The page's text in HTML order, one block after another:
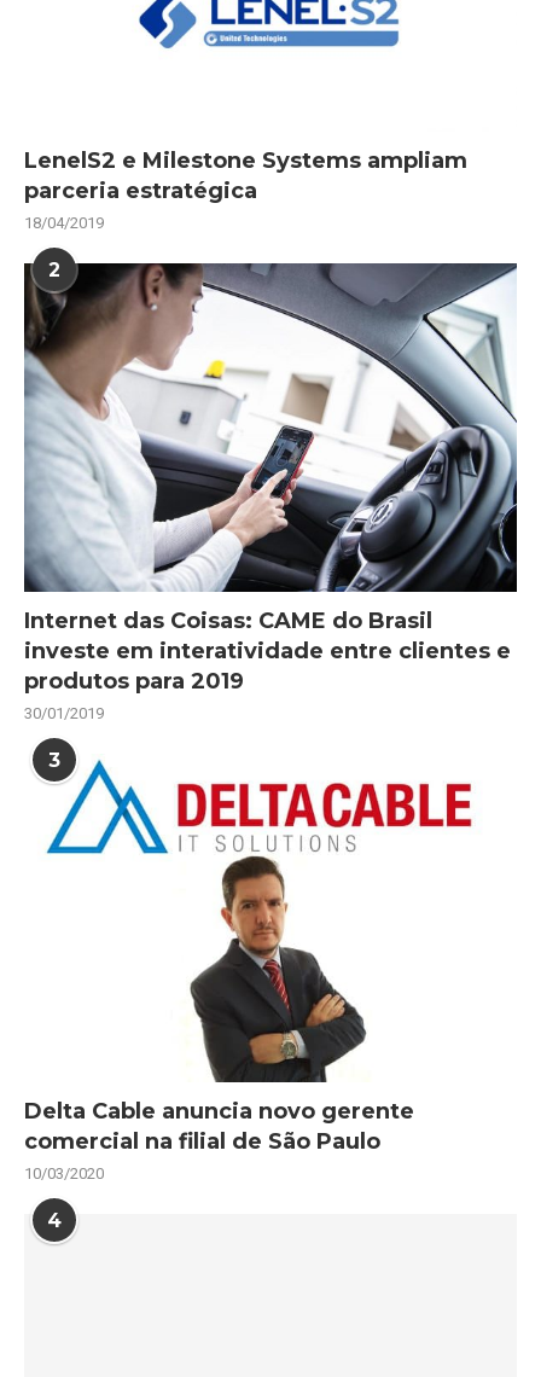
LenelS2 e Milestone Systems ampliam
parceria estratégica
18/04/2019
2
Internet das Coisas: CAME do Brasil
investe em interatividade entre clientes e
produtos para 2019
30/01/2019
3
Delta Cable anuncia novo gerente
comercial na filial de São Paulo
10/03/2020
4